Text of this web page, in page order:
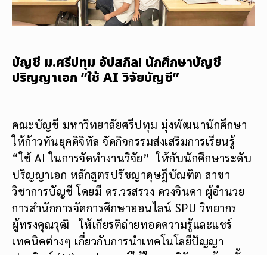
บัญชี ม.ศรีปทุม อัปสกิล! นักศึกษาบัญชี
ปริญญาเอก “ใช้ AI วิจัยบัญชี”
คณะบัญชี มหาวิทยาลัยศรีปทุม มุ่งพัฒนานักศึกษา
ให้ก้าวทันยุคดิจิทัล จัดกิจกรรมส่งเสริมการเรียนรู้
“ใช้ AI ในการจัดทำงานวิจัย” ให้กับนักศึกษาระดับ
ปริญญาเอก หลักสูตรปรัชญาดุษฎีบัณฑิต สาขา
วิชาการบัญชี โดยมี ดร.วรสรวง ดวงจินดา ผู้อำนวย
การสำนักการจัดการศึกษาออนไลน์ SPU วิทยากร
ผู้ทรงคุณวุฒิ ให้เกียรติถ่ายทอดความรู้และแชร์
เทคนิคต่างๆ เกี่ยวกับการนำเทคโนโลยีปัญญา